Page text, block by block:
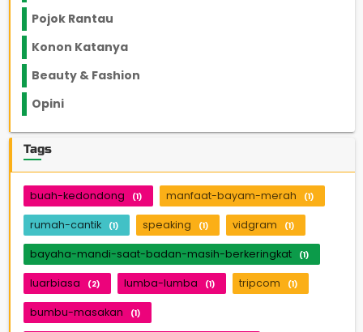
Pojok Rantau
Konon Katanya
Beauty & Fashion
Opini
Tags
buah-kedondong (1) manfaat-bayam-merah (1)
rumah-cantik (1) speaking (1) vidgram (1)
bayaha-mandi-saat-badan-masih-berkeringkat (1)
luarbiasa (2) lumba-lumba (1) tripcom (1)
bumbu-masakan (1)